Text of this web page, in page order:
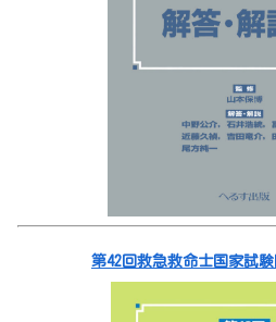
第42回救急救命士国家試